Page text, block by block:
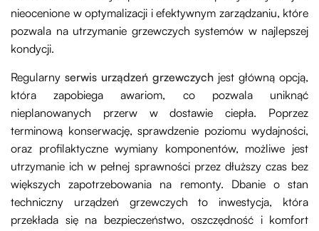
nieocenione w optymalizacji i efektywnym zarządzaniu, które
pozwala na utrzymanie grzewczych systemów w najlepszej
kondycji.
Regularny serwis urządzeń grzewczych jest główną opcją,
która zapobiega awariom, co pozwala uniknąć
nieplanowanych przerw w dostawie ciepła. Poprzez
terminową konserwację, sprawdzenie poziomu wydajności,
oraz profilaktyczne wymiany komponentów, możliwe jest
utrzymanie ich w pełnej sprawności przez dłuższy czas bez
większych zapotrzebowania na remonty. Dbanie o stan
techniczny urządzeń grzewczych to inwestycja, która
przekłada się na bezpieczeństwo, oszczędność i komfort